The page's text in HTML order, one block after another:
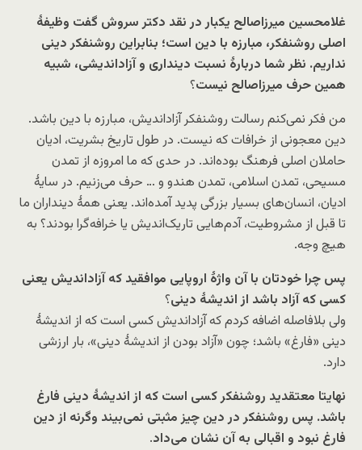
غلامحسین میرزاصالح یکبار در نقد دکتر سروش گفت وظیفۀ
اصلی روشنفکر، مبارزه با دین است؛ بنابراین روشنفکر دینی
نداریم. نظر شما دربارۀ نسبت دینداری و آزاداندیشی، شبیه
همین حرف میرزاصالح نیست؟
من فکر نمی‌کنم رسالت روشنفکر آزاداندیش، مبارزه با دین باشد.
دین معجونی از خرافات که نیست. در طول تاریخ بشریت، ادیان
حاملان اصلی فرهنگ بوده‌اند. در حدی که ما امروزه از تمدن
مسیحی، تمدن اسلامی، تمدن هندو و … حرف می‌زنیم. در سایۀ
ادیان، انسان‌های بسیار بزرگی پدید آمده‌اند. یعنی همۀ دینداران ما
تا قبل از مشروطیت، آدم‌هایی تاریک‌اندیش یا خرافه‌گرا بودند؟ به
هیچ وجه.
پس چرا خودتان با آن واژۀ اروپایی موافقید که آزاداندیش یعنی
کسی که آزاد باشد از اندیشۀ دینی؟
ولی بلافاصله اضافه کردم که آزاداندیش کسی است که از اندیشۀ
دینی «فارغ» باشد؛ چون «آزاد بودن از اندیشۀ دینی»، بار ارزشی
دارد.
نهایتا معتقدید روشنفکر کسی است که از اندیشۀ دینی فارغ
باشد. پس روشنفکر در دین چیز مثبتی نمی‌بیند وگرنه از دین
فارغ نبود و اقبالی به آن نشان می‌داد.